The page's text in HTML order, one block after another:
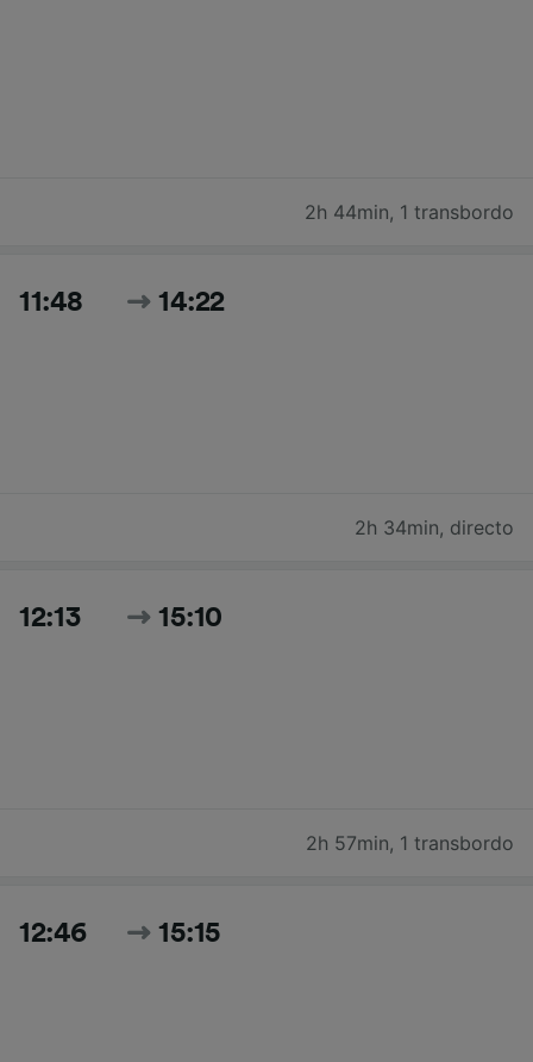
2h 44min, 1 transbordo
11:48 14:22
2h 34min, directo
12:13 15:10
2h 57min, 1 transbordo
12:46 15:15